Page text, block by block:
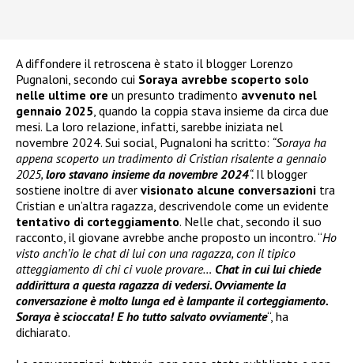
A diffondere il retroscena è stato il blogger Lorenzo
Pugnaloni, secondo cui Soraya avrebbe scoperto solo
nelle ultime ore un presunto tradimento avvenuto nel
gennaio 2025 , quando la coppia stava insieme da circa due
mesi. La loro relazione, infatti, sarebbe iniziata nel
novembre 2024. Sui social, Pugnaloni ha scritto: “Soraya ha
appena scoperto un tradimento di Cristian risalente a gennaio
2025, loro stavano insieme da novembre 2024“. Il blogger
sostiene inoltre di aver visionato alcune conversazioni tra
Cristian e un’altra ragazza, descrivendole come un evidente
tentativo di corteggiamento. Nelle chat, secondo il suo
racconto, il giovane avrebbe anche proposto un incontro. “Ho
visto anch’io le chat di lui con una ragazza, con il tipico
atteggiamento di chi ci vuole provare… Chat in cui lui chiede
addirittura a questa ragazza di vedersi. Ovviamente la
conversazione è molto lunga ed è lampante il corteggiamento.
Soraya è scioccata! E ho tutto salvato ovviamente“, ha
dichiarato.